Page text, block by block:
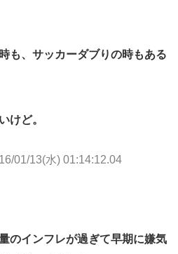
も、サッカーダブりの時もある
けど。
01/13(水) 01:14:12.04
のインフレが過ぎて早期に嫌気